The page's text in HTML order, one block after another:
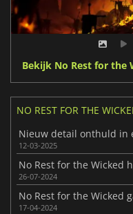
Bekijk No Rest for the
NO REST FOR THE
12-03-2025
No Rest for the Wicked
26-07-2024
No Rest for the Wicked
17-04-2024